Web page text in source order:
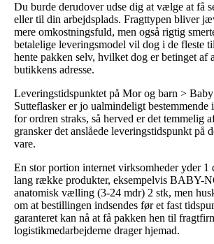
Du burde derudover udse dig at vælge at få
eller til din arbejdsplads. Fragttypen bliver
mere omkostningsfuld, men også rigtig
betalelige leveringsmodel vil dog i de fleste
hente pakken selv, hvilket dog er betinget af
butikkens adresse.
Leveringstidspunktet på Mor og barn >
Sutteflasker er jo ualmindeligt bestemmende
for ordren straks, så herved er det temmelig
gransker det anslåede leveringstidspunkt på
vare.
En stor portion internet virksomheder yder 1
lang række produkter, eksempelvis BABY-
anatomisk vælling (3-24 mdr) 2 stk, men
om at bestillingen indsendes før et fast
garanteret kan nå at få pakken hen til
logistikmedarbejderne drager hjemad.